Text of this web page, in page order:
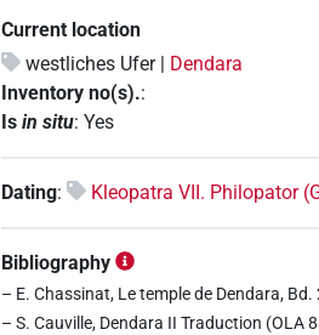
Current location
westliches Ufer | Dendara
Inventory no(s).:
Isin situ:Yes
Dating: Kleopatra VII. Philopator
Bibliography
– E. Chassinat, Le temple de Dendara,
– S. Cauville, Dendara II Traduction (OLA